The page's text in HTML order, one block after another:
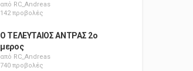
από RC_Andreas
142 προβολές
Ο ΤΕΛΕΥΤΑΙΟΣ ΑΝΤΡΑΣ 2ο
μερος
από RC_Andreas
740 προβολές